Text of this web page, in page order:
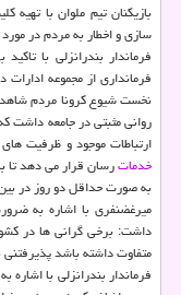
بازیکنان تیم ملوان با
سازی و اخطار به مردم در
فرماندار بندرانزلی با
فرمانداری از مجموعه
نخست شیوع کرونا مردم شاهد
روانی مثبتی در جامعه داشت
ارتباطات موجود و ظرفیت
خدماترسان قرار می دهد تا
به صورت حداقل دو روز در
میرغضنفری با اشاره به
داشت: برخی گرانی ها در
متفاوت داشته باشد
فرماندار بندرانزلی با